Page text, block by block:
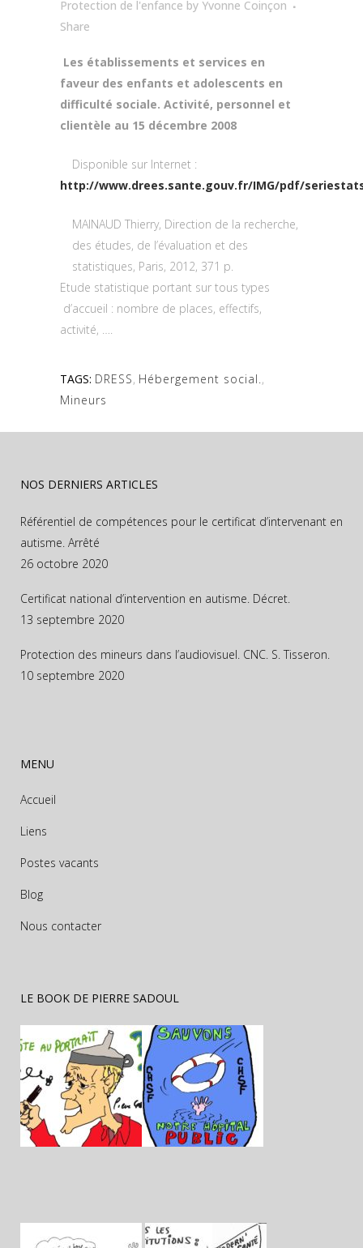
Protection de l'enfance by Yvonne Coinçon
Share
Les établissements et services en
faveur des enfants et adolescents en
difficulté sociale. Activité, personnel et
clientèle au 15 décembre 2008
Disponible sur Internet :
http://www.drees.sante.gouv.fr/IMG/pdf/
MAINAUD Thierry, Direction de la recherche,
des études, de l’évaluation et des
statistiques, Paris, 2012, 371 p.
Etude statistique portant sur tous types
d’accueil : nombre de places, effectifs,
activité, ….
TAGS: DRESS, Hébergement social.,
Mineurs
NOS DERNIERS ARTICLES
Référentiel de compétences pour le certificat d’intervenant en
autisme. Arrêté
26 octobre 2020
Certificat national d’intervention en autisme. Décret.
13 septembre 2020
Protection des mineurs dans l’audiovisuel. CNC. S. Tisseron.
10 septembre 2020
MENU
Accueil
Liens
Postes vacants
Blog
Nous contacter
LE BOOK DE PIERRE SADOUL